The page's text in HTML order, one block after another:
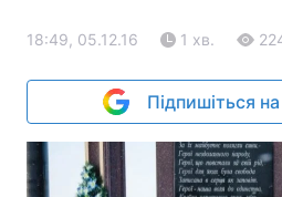
18:49, 05.12.16 1 хв.
Підпишіться